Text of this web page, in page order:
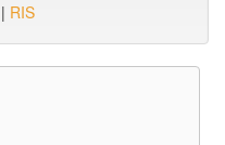
| RIS